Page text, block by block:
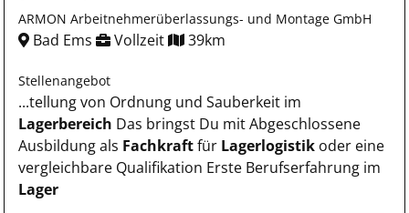
ARMON Arbeitnehmerüberlassungs- und Montage GmbH
Bad Ems Vollzeit 39km
Stellenangebot
...tellung von Ordnung und Sauberkeit im
Lagerbereich Das bringst Du mit Abgeschlossene
Ausbildung als Fachkraftfür Lagerlogistik oder eine
vergleichbare Qualifikation Erste Berufserfahrung im
Lager